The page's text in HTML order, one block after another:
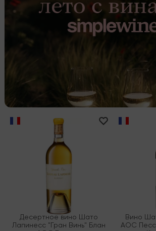
Десертное вино Шато
Лапинесс "Гран Винь" Блан
Вино
AOC